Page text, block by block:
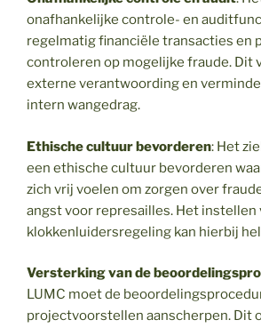
onafhankelijke controle- en
regelmatig financiële transacties en
controleren op mogelijke fraude. Dit
externe verantwoording en
intern wangedrag.
Ethische cultuur bevorderen: Het
een ethische cultuur bevorderen
zich vrij voelen om zorgen over
angst voor represailles. Het instellen
klokkenluidersregeling kan hierbij
Versterking van de
LUMC moet de
projectvoorstellen aanscherpen. Dit